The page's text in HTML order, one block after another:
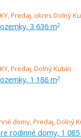
3 636 m2
1 186 m2
rodinné domy, 1 085